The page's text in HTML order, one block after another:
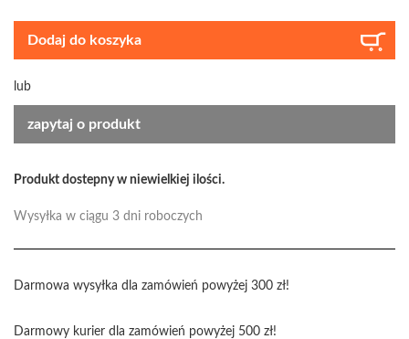
Dodaj do koszyka
lub
zapytaj o produkt
Produkt dostepny w niewielkiej ilości.
Wysyłka w ciągu 3 dni roboczych
Darmowa wysyłka dla zamówień powyżej 300 zł!
Darmowy kurier dla zamówień powyżej 500 zł!